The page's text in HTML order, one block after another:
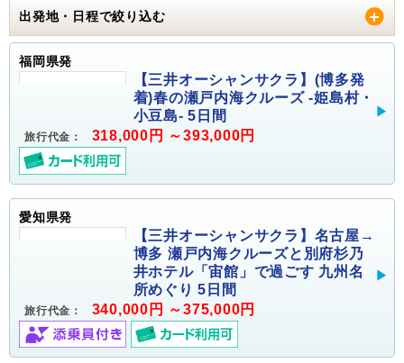
出発地・日程で絞り込む
福岡県発
【三井オーシャンサクラ】(博多発
着)春の瀬戸内海クルーズ -姫島村・
小豆島- 5日間
旅行代金： 318,000円 ～393,000円
愛知県発
【三井オーシャンサクラ】名古屋→
博多 瀬戸内海クルーズと別府杉乃
井ホテル「宙館」で過ごす 九州名
所めぐり 5日間
旅行代金： 340,000円 ～375,000円